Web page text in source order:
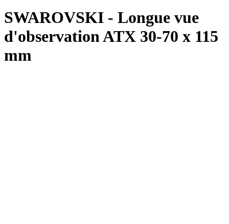
SWAROVSKI - Longue vue
d'observation ATX 30-70 x 115
mm